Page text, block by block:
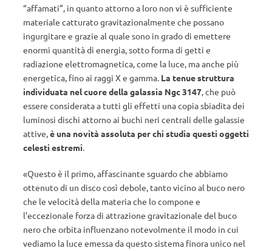
“affamati”, in quanto attorno a loro non vi è sufficiente
materiale catturato gravitazionalmente che possano
ingurgitare e grazie al quale sono in grado di emettere
enormi quantità di energia, sotto forma di getti e
radiazione elettromagnetica, come la luce, ma anche più
energetica, fino ai raggi X e gamma. La tenue struttura
individuata nel cuore della galassia Ngc 3147, che può
essere considerata a tutti gli effetti una copia sbiadita dei
luminosi dischi attorno ai buchi neri centrali delle galassie
attive,è una novità assoluta per chi studia questi oggetti
celesti estremi.
«Questo è il primo, affascinante sguardo che abbiamo
ottenuto di un disco così debole, tanto vicino al buco nero
che le velocità della materia che lo compone e
l’eccezionale forza di attrazione gravitazionale del buco
nero che orbita influenzano notevolmente il modo in cui
vediamo la luce emessa da questo sistema finora unico nel